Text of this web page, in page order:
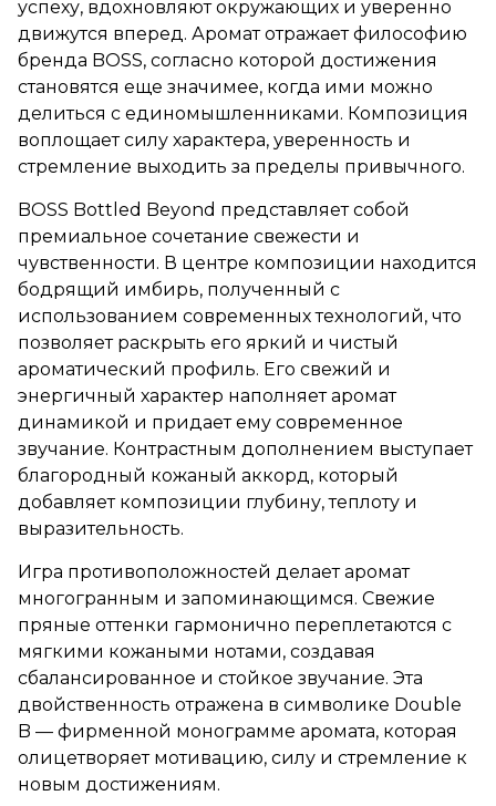
успеху, вдохновляют окружающих и уверенно
движутся вперед. Аромат отражает философию
бренда BOSS, согласно которой достижения
становятся еще значимее, когда ими можно
делиться с единомышленниками. Композиция
воплощает силу характера, уверенность и
стремление выходить за пределы привычного.
BOSS Bottled Beyond представляет собой
премиальное сочетание свежести и
чувственности. В центре композиции находится
бодрящий имбирь, полученный с
использованием современных технологий, что
позволяет раскрыть его яркий и чистый
ароматический профиль. Его свежий и
энергичный характер наполняет аромат
динамикой и придает ему современное
звучание. Контрастным дополнением выступает
благородный кожаный аккорд, который
добавляет композиции глубину, теплоту и
выразительность.
Игра противоположностей делает аромат
многогранным и запоминающимся. Свежие
пряные оттенки гармонично переплетаются с
мягкими кожаными нотами, создавая
сбалансированное и стойкое звучание. Эта
двойственность отражена в символике Double
B — фирменной монограмме аромата, которая
олицетворяет мотивацию, силу и стремление к
новым достижениям.